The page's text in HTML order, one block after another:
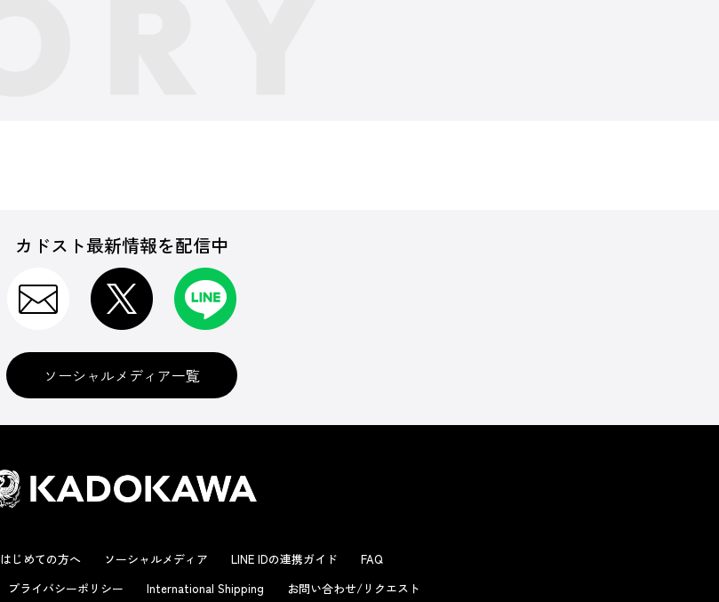
カドスト最新情報を配信中
ソーシャルメディア一覧
はじめての方へ ソーシャルメディア LINE IDの連携ガイド
FAQ
プライバシーポリシー International Shipping お問い合わせ/リクエスト